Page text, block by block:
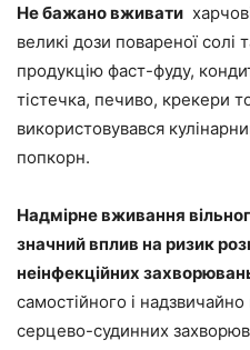
Не бажано вживати
великі дози повареної
продукцію фаст-фуду,
тістечка, печиво, крекери
використовувався
попкорн.
Надмірне вживання
значний вплив на ризик
неінфекційних
самостійного і
серцево-судинних